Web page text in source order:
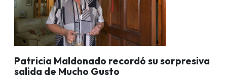
Patricia Maldonado recordó su sorpresiva
salida de Mucho Gusto